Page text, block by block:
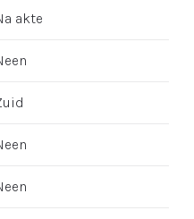
akte